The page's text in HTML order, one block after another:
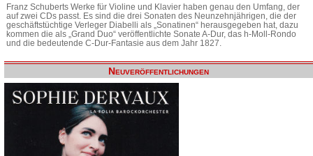
Franz Schuberts Werke für Violine und Klavier haben genau den Umfang, der
auf zwei CDs passt. Es sind die drei Sonaten des Neunzehnjährigen, die der
geschäftstüchtige Verleger Diabelli als „Sonatinen“ herausgegeben hat, dazu
kommen die als „Grand Duo“ veröffentlichte Sonate A-Dur, das h-Moll-Rondo
und die bedeutende C-Dur-Fantasie aus dem Jahr 1827.
Neuveröffentlichungen